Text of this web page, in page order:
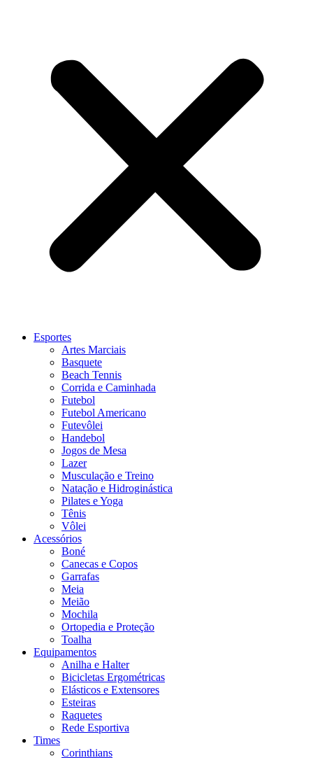
Esportes
Artes Marciais
Basquete
Beach Tennis
Corrida e Caminhada
Futebol
Futebol Americano
Futevôlei
Handebol
Jogos de Mesa
Lazer
Musculação e Treino
Natação e Hidroginástica
Pilates e Yoga
Tênis
Vôlei
Acessórios
Boné
Canecas e Copos
Garrafas
Meia
Meião
Mochila
Ortopedia e Proteção
Toalha
Equipamentos
Anilha e Halter
Bicicletas Ergométricas
Elásticos e Extensores
Esteiras
Raquetes
Rede Esportiva
Times
Corinthians